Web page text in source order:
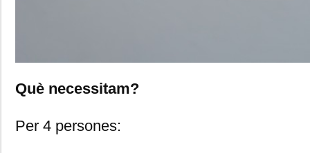
Què necessitam?
Per 4 persones: